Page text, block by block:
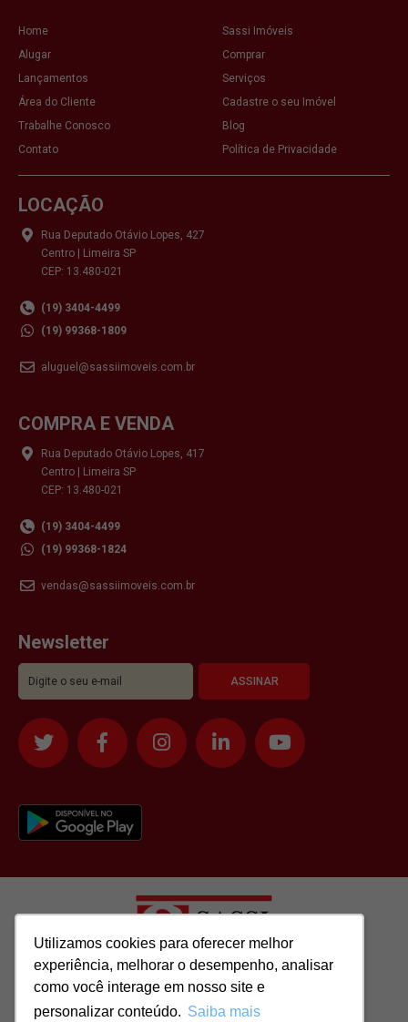
Utilizamos cookies para oferecer melhor
experiência, melhorar o desempenho, analisar
como você interage em nosso site e
personalizar conteúdo. Saiba mais
Utilizamos cookies para oferecer melhor
experiência, melhorar o desempenho, analisar
como você interage em nosso site e
personalizar conteúdo. Saiba mais
Home
Sassi Imóveis
Alugar
Comprar
Lançamentos
Serviços
Área do Cliente
Cadastre o seu Imóvel
Trabalhe Conosco
Blog
Contato
Política de Privacidade
LOCAÇÃO
Rua Deputado Otávio Lopes, 427
Centro | Limeira SP
CEP: 13.480-021
(19) 3404-4499
(19) 99368-1809
aluguel@sassiimoveis.com.br
COMPRA E VENDA
Rua Deputado Otávio Lopes, 417
Centro | Limeira SP
CEP: 13.480-021
(19) 3404-4499
(19) 99368-1824
vendas@sassiimoveis.com.br
Newsletter
Todos os direitos reservados para: SASSI IMÓVEIS LTDA | CNPJ:
51.417.293/0001-48 | CRECI: J-04970/1